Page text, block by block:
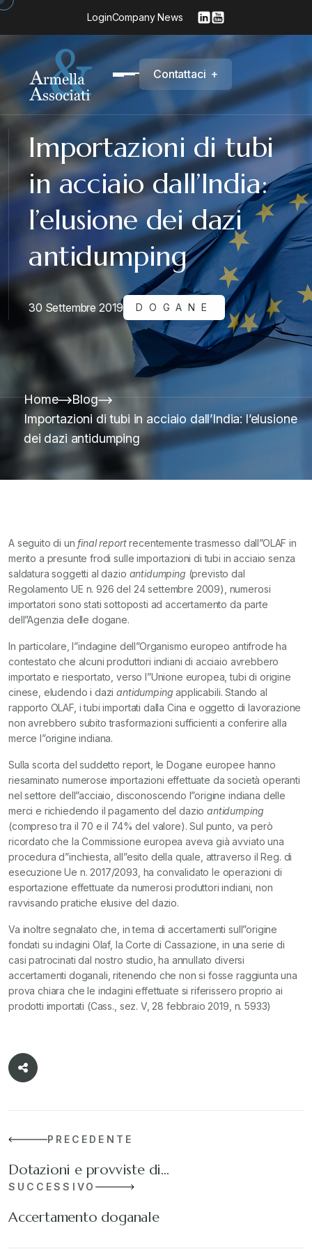
LoginCompany News
Contattaci +
Importazioni di tubi
in acciaio dall’India:
l’elusione dei dazi
antidumping
30 Settembre 2019 DOGANE
Home
Blog
Importazioni di tubi in acciaio dall’India: l’elusione
dei dazi antidumping
A seguito di unfinal reportrecentemente trasmesso dall”OLAF in
merito a presunte frodi sulle importazioni di tubi in acciaio senza
saldatura soggetti al dazio antidumping (previsto dal
Regolamento UE n. 926 del 24 settembre 2009), numerosi
importatori sono stati sottoposti ad accertamento da parte
dell”Agenzia delle dogane.
In particolare, l”indagine dell”Organismo europeo antifrode ha
contestato che alcuni produttori indiani di acciaio avrebbero
importato e riesportato, verso l”Unione europea, tubi di origine
cinese, eludendo i daziantidumping applicabili. Stando al
rapporto OLAF, i tubi importati dalla Cina e oggetto di lavorazione
non avrebbero subito trasformazioni sufficienti a conferire alla
merce l”origine indiana.
Sulla scorta del suddetto report, le Dogane europee hanno
riesaminato numerose importazioni effettuate da società operanti
nel settore dell”acciaio, disconoscendo l”origine indiana delle
merci e richiedendo il pagamento del dazioantidumping
(compreso tra il 70 e il 74% del valore). Sul punto, va però
ricordato che la Commissione europea aveva già avviato una
procedura d”inchiesta, all”esito della quale, attraverso il Reg. di
esecuzione Ue n. 2017/2093, ha convalidato le operazioni di
esportazione effettuate da numerosi produttori indiani, non
ravvisando pratiche elusive del dazio.
Va inoltre segnalato che, in tema di accertamenti sull”origine
fondati su indagini Olaf, la Corte di Cassazione, in una serie di
casi patrocinati dal nostro studio, ha annullato diversi
accertamenti doganali, ritenendo che non si fosse raggiunta una
prova chiara che le indagini effettuate si riferissero proprio ai
prodotti importati (Cass., sez. V, 28 febbraio 2019, n. 5933)
PRECEDENTE
Dotazioni e provviste di…
SUCCESSIVO
Accertamento doganale